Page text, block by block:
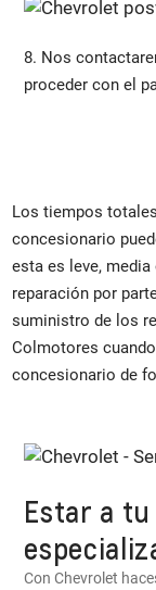
8. Nos
proceder con el
Los tiempos
concesionario
esta es leve,
reparación por
suministro de los
Colmotores
concesionario de
Estar a
Con Chevrolet